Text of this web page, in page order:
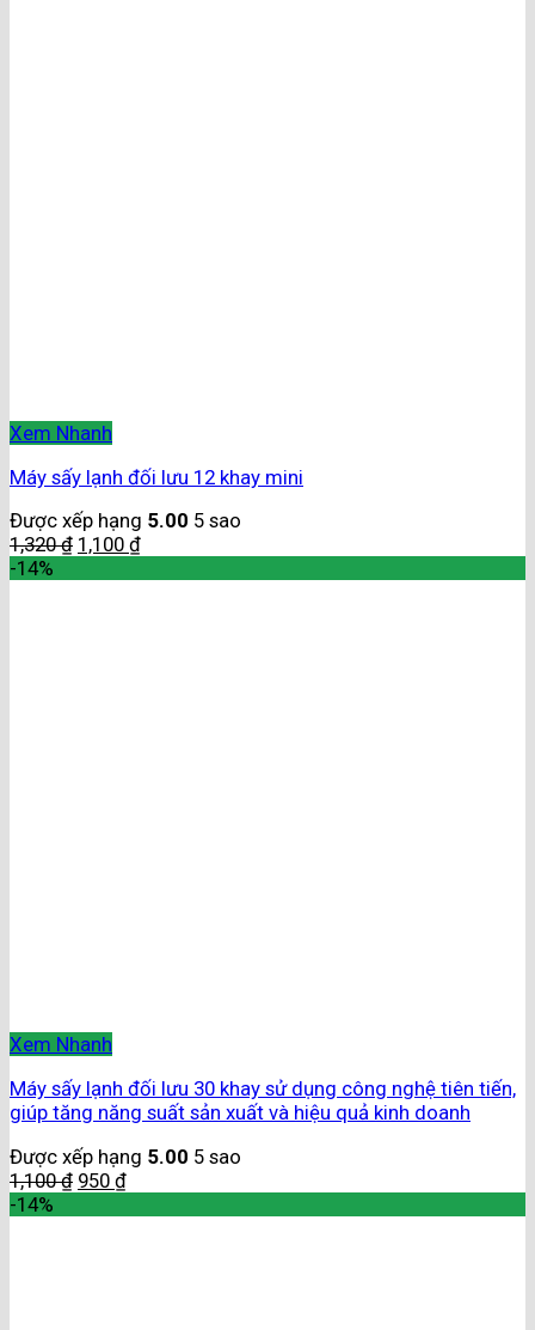
Xem Nhanh
Máy sấy lạnh đối lưu 12 khay mini
Được xếp hạng 5.00 5 sao
1,320₫ 1,100 ₫
-14%
Xem Nhanh
Máy sấy lạnh đối lưu 30 khay sử dụng công nghệ tiên tiến,
giúp tăng năng suất sản xuất và hiệu quả kinh doanh
Được xếp hạng 5.00 5 sao
1,100₫ 950 ₫
-14%